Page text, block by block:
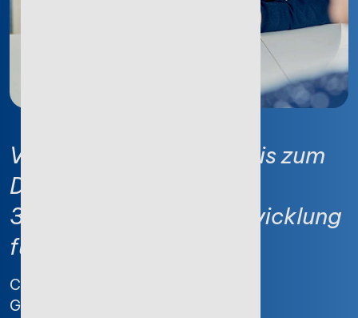
Vom Berufs­einsteiger bis zum
DAX-Konzern.
30 Jahre Software­entwicklung
für zufriedene Kunden.
Christian Stollfuß
Geschäftsführer Stotax